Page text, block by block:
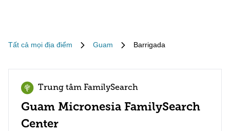
Tất cả mọi địa điểm Guam Barrigada
Trung tâm FamilySearch
Guam Micronesia FamilySearch
Center